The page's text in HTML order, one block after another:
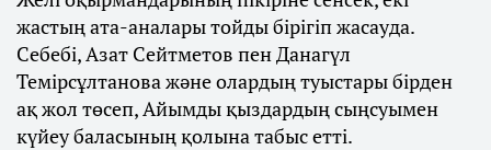
жастың ата-аналары тойды бірігіп жасауда.
Себебі, Азат Сейтметов пен Данагүл
Темірсұлтанова және олардың туыстары бірден
ақ жол төсеп, Айымды қыздардың сыңсуымен
күйеу баласының қолына табыс етті.